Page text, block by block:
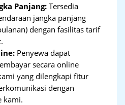
Panjang:Tersedia
jangka panjang
dengan fasilitas tarif
Penyewa dapat
secara online
yang dilengkapi fitur
dengan
kami.